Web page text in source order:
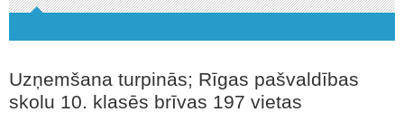
Uzņemšana turpinās; Rīgas pašvaldības
skolu 10. klasēs brīvas 197 vietas